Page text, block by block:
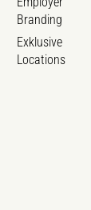
Branding
Exklusive
Locations